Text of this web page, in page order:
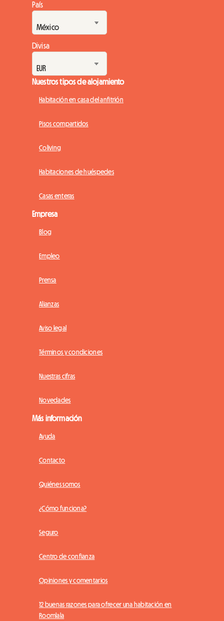
País
Divisa
Nuestros tipos de alojamiento
Habitación en casa del anfitrión
Pisos compartidos
Coliving
Habitaciones de huéspedes
Casas enteras
Empresa
Blog
Empleo
Prensa
Alianzas
Aviso legal
Términos y condiciones
Nuestras cifras
Novedades
Más información
Ayuda
Contacto
Quiénes somos
¿Cómo funciona?
Seguro
Centro de confianza
Opiniones y comentarios
12 buenas razones para ofrecer una habitación en
Roomlala